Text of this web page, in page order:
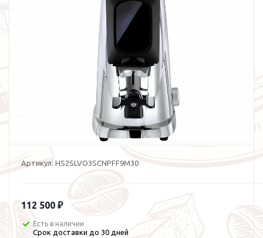
Артикул: HS2SLVO3SCNPFF9M30
112 500 ₽
Есть в наличии
Срок доставки до 30 дней